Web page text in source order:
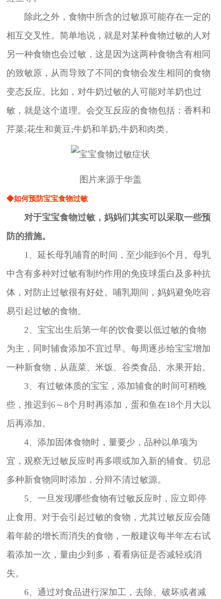
除此之外，食物中所含的过敏原可能存在一定的
相互交叉性。简单地说，就是对某种食物过敏的人对
另一种食物也会过敏，这是因为这两种食物含有相同
的致敏原，从而导致了不同的食物会发生相同的食物
变态反应。比如，对牛奶过敏的人可能对羊奶也过
敏，就是这个道理。会交互反应的食物包括：香料和
芹菜;花生和黄豆;牛奶和羊奶;牛奶和肉类。
图片来源于华盖
◆如何预防宝宝食物过敏
对于宝宝食物过敏，妈妈们其实可以采取一些预
防的措施。
1、延长母乳哺育的时间，至少能到6个月。母乳
中含有多种对过敏有制约作用的免疫球蛋白及多种抗
体，对防止过敏很有好处。哺乳期间，妈妈避免吃容
易引起过敏的食物。
2、宝宝出生后第一年的饮食要以低过敏的食物
为主，同时辅食添加不宜过早。每周逐步给宝宝增加
一种新食物，从蔬菜、米饭、谷类食品、水果开始。
3、有过敏体质的宝宝，添加辅食的时间可稍晚
些，推迟到6～8个月时再添加，蛋和鱼在18个月大以
后再添加。
4、添加固体食物时，量要少，品种以单项为
宜，观察无过敏反应时再多喂或加入新的辅食。切忌
多种新食物同时添加，分辩不清过敏源。
5、一旦发现哪些食物有过敏反应时，应立即停
止食用。对于会引起过敏的食物，尤其过敏反应会随
着年龄的增长而消失的食物，一般建议每半年左右试
着添加一次，量由少到多，看看病征是否减轻或消
失。
6、通过对食品进行深加工，去除、破坏或者减